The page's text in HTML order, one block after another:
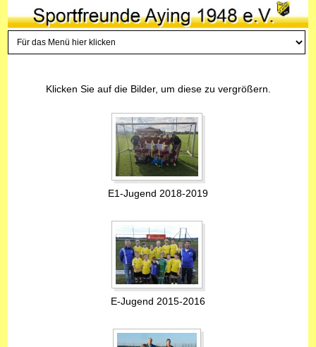
Klicken Sie auf die Bilder, um diese zu vergrößern.
E1-Jugend 2018-2019
E-Jugend 2015-2016